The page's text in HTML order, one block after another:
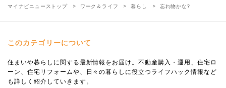
マイナビニューストップ ワーク＆ライフ 暮らし 忘れ物かな?
このカテゴリーについて
住まいや暮らしに関する最新情報をお届け。不動産購入・運用、住宅ロ
ーン、住宅リフォームや、日々の暮らしに役立つライフハック情報など
も詳しく紹介していきます。